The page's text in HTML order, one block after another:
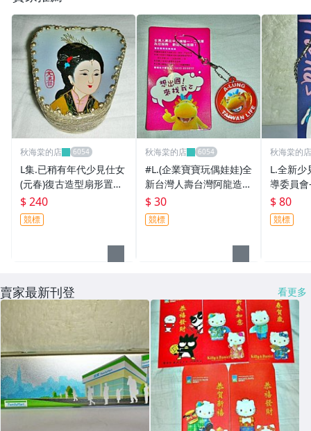
秋海棠的店
L集.已稍有年代少見仕女
(元春)復古造型扇形置物
盒!--值得收藏!(十)/黑箱2
3/-P
$ 240
競標
秋海棠的店
#L.(企業寶寶玩偶娃娃)全
新台灣人壽台灣阿龍造型
3M魔布精密擦拭吊飾!--
提供給需要的人
$ 30
競標
秋海棠的店
L.全新少
導委員
灣吊飾
48/-P
$ 80
競標
賣家最新刊登 看更多